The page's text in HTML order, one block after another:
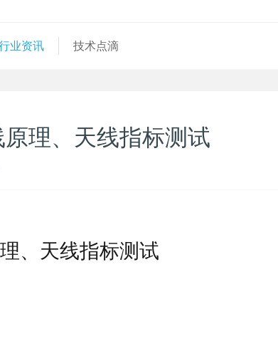
业资讯 技术点滴
理、天线指标测试
、天线指标测试